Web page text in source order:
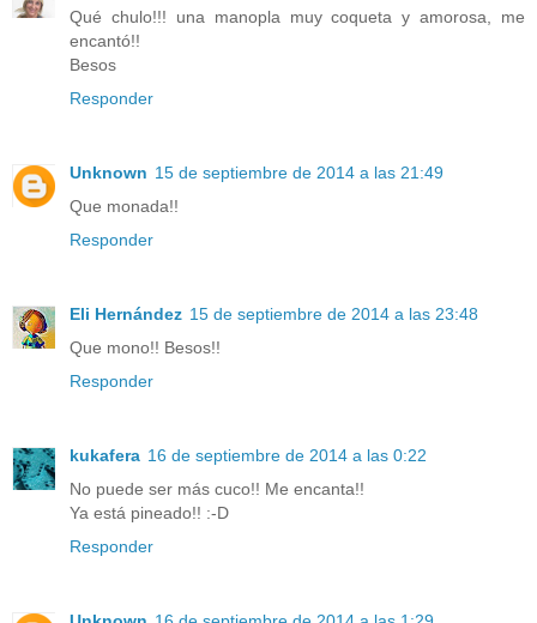
Qué chulo!!! una manopla muy coqueta y amorosa, me
encantó!!
Besos
Responder
Unknown 15 de septiembre de 2014 a las 21:49
Que monada!!
Responder
Eli Hernández 15 de septiembre de 2014 a las 23:48
Que mono!! Besos!!
Responder
kukafera 16 de septiembre de 2014 a las 0:22
No puede ser más cuco!! Me encanta!!
Ya está pineado!! :-D
Responder